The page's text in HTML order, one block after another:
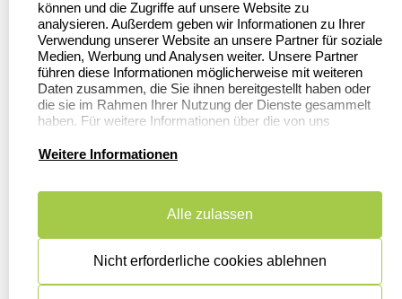
Stempel in
Deutschland
Informationen
Dateivorgaben
FAQ
Datenschutzerklärung
Widerrufsrecht
Kundenservice
Zahlung & Versand
Widerruf &
Rückgabe
können und die Zugriffe auf unsere Website zu
analysieren. Außerdem geben wir Informationen zu Ihrer
Verwendung unserer Website an unsere Partner für soziale
Medien, Werbung und Analysen weiter. Unsere Partner
führen diese Informationen möglicherweise mit weiteren
Daten zusammen, die Sie ihnen bereitgestellt haben oder
die sie im Rahmen Ihrer Nutzung der Dienste gesammelt
haben. Für weitere Informationen über die von uns
Datenschutzerklärung.
Weitere Informationen
Alle zulassen
Nicht erforderliche cookies ablehnen